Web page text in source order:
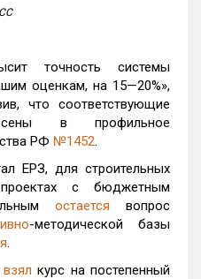
точность системы
оценкам, на 15—20%»,
что соответствующие
в профильное
РФ №1452.
ЕРЗ, для строительных
с бюджетным
остается вопрос
-методической базы
.
взял курс на постепенный